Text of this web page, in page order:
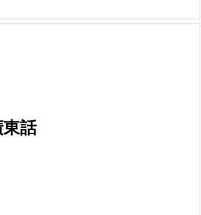
話